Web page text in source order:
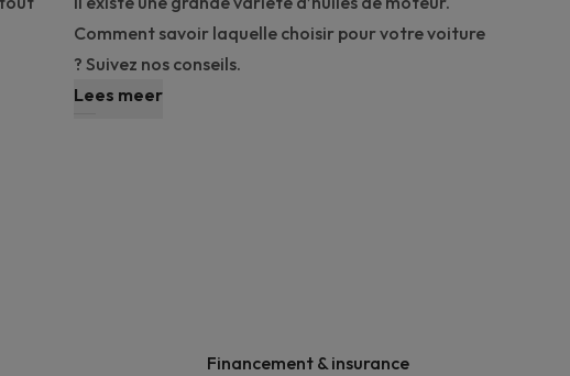
Comment savoir laquelle choisir pour votre voiture
? Suivez nos conseils.
Lees meer
Financement & insurance